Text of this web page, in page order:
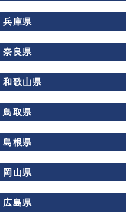
兵庫県
奈良県
和歌山県
鳥取県
島根県
岡山県
広島県